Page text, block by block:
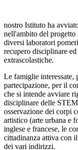
nostro Istituto ha
nell'ambito del progetto
diversi laboratori
recupero disciplinare
extrascolastiche.
Le famiglie interessate,
partecipazione, per il
che si intende avviare
disciplinare delle
osservazione dei corpi
artistico (arte urbana e
inglese e francese, le
cittadinanza attiva con
dei vari indirizzi.